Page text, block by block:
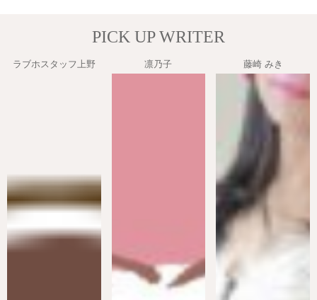
PICK UP WRITER
ラブホスタッフ上野 凛乃子 藤崎 みき